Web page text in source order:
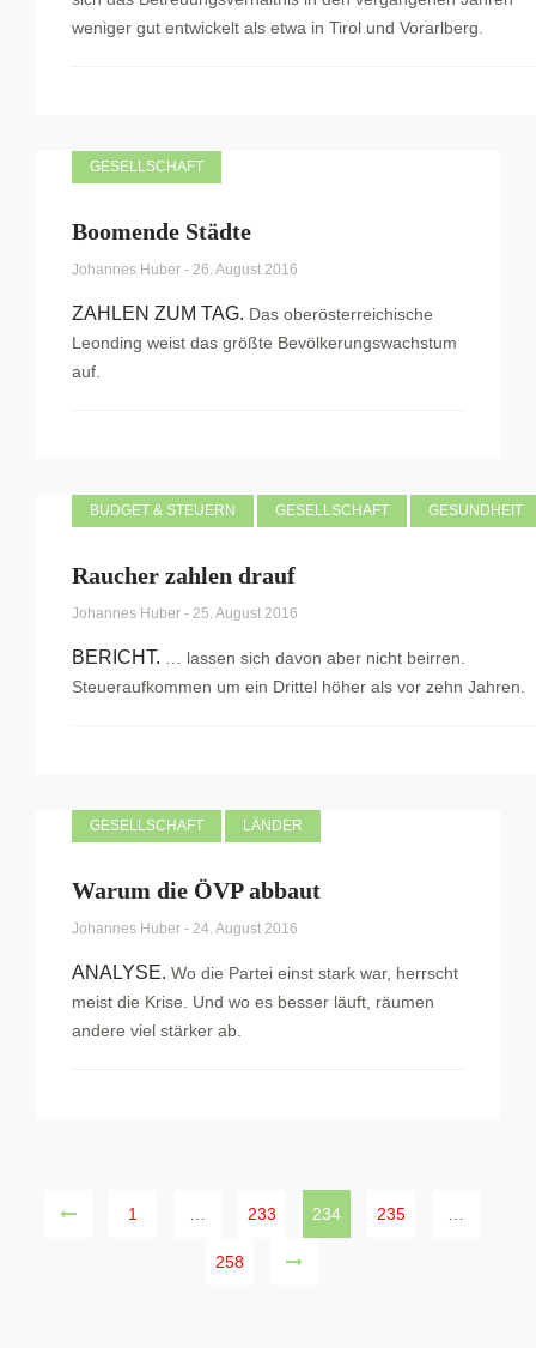
weniger gut entwickelt als etwa in Tirol und Vorarlberg.
GESELLSCHAFT
Boomende Städte
Johannes Huber - 26. August 2016
ZAHLEN ZUM TAG. Das oberösterreichische
Leonding weist das größte Bevölkerungswachstum
auf.
BUDGET & STEUERN GESELLSCHAFT GESUNDHEIT
Raucher zahlen drauf
Johannes Huber - 25. August 2016
BERICHT. … lassen sich davon aber nicht beirren.
Steueraufkommen um ein Drittel höher als vor zehn Jahren.
GESELLSCHAFT LÄNDER
Warum die ÖVP abbaut
Johannes Huber - 24. August 2016
ANALYSE. Wo die Partei einst stark war, herrscht
meist die Krise. Und wo es besser läuft, räumen
andere viel stärker ab.
1 233 234 235
258